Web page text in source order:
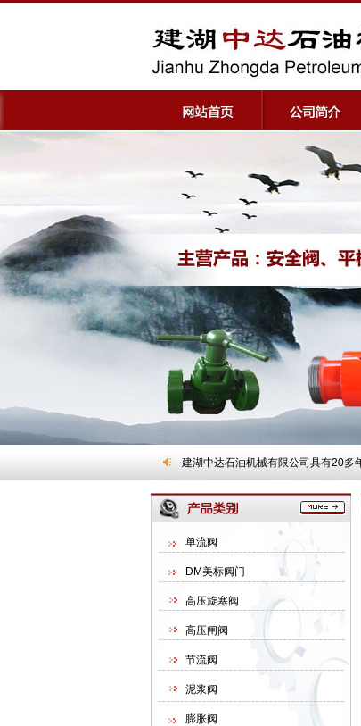
建湖中达石油机械有限公司具有20多
单流阀
DM美标阀门
高压旋塞阀
高压闸阀
节流阀
泥浆阀
膨胀阀